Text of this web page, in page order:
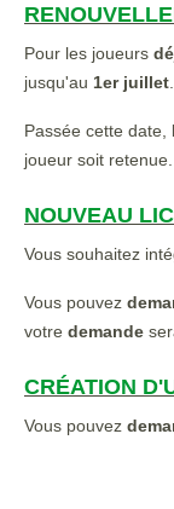
Pour les joueurs
jusqu'au 1er juillet
Passée cette date,
joueur soit retenue.
NOUVEAU
Vous souhaitez
Vous pouvez
votre demande
CRÉATION
Vous pouvez